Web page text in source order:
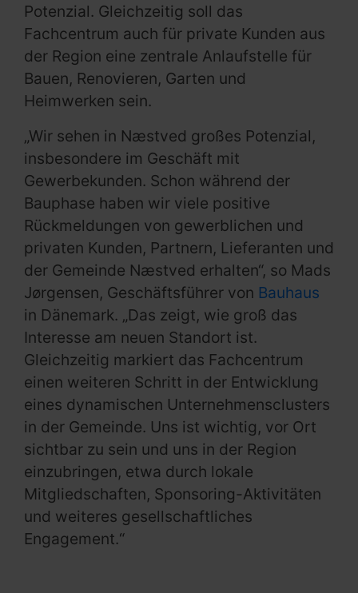
Potenzial. Gleichzeitig soll das
Fachcentrum auch für private Kunden aus
der Region eine zentrale Anlaufstelle für
Bauen, Renovieren, Garten und
Heimwerken sein.
„Wir sehen in Næstved großes Potenzial,
insbesondere im Geschäft mit
Gewerbekunden. Schon während der
Bauphase haben wir viele positive
Rückmeldungen von gewerblichen und
privaten Kunden, Partnern, Lieferanten und
der Gemeinde Næstved erhalten“, so Mads
Jørgensen, Geschäftsführer von Bauhaus
in Dänemark. „Das zeigt, wie groß das
Interesse am neuen Standort ist.
Gleichzeitig markiert das Fachcentrum
einen weiteren Schritt in der Entwicklung
eines dynamischen Unternehmensclusters
in der Gemeinde. Uns ist wichtig, vor Ort
sichtbar zu sein und uns in der Region
einzubringen, etwa durch lokale
Mitgliedschaften, Sponsoring-Aktivitäten
und weiteres gesellschaftliches
Engagement.“